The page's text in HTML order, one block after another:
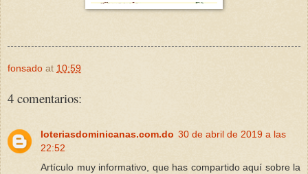
fonsado at 10:59
4 comentarios:
loteriasdominicanas.com.do 30 de abril de 2019 a las
22:52
Artículo muy informativo, que has compartido aquí sobre la